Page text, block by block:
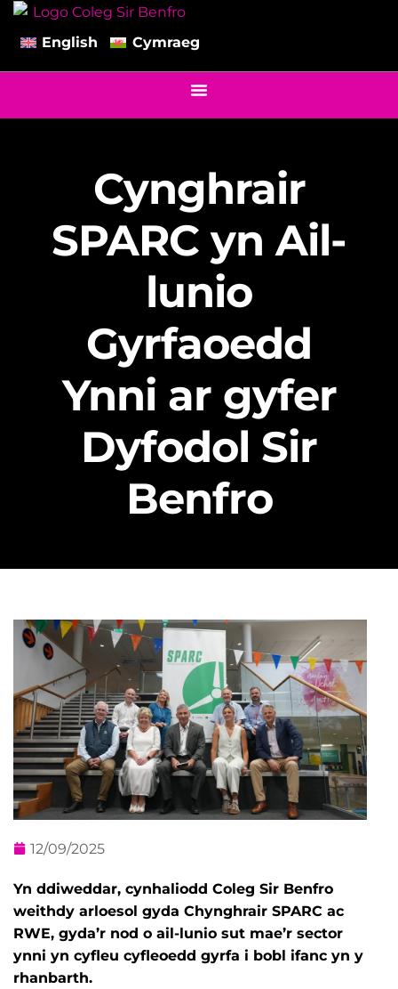
English Cymraeg
Cynghrair
SPARC yn Ail-
lunio
Gyrfaoedd
Ynni ar gyfer
Dyfodol Sir
Benfro
12/09/2025
Yn ddiweddar, cynhaliodd Coleg Sir Benfro
weithdy arloesol gyda Chynghrair SPARC ac
RWE, gyda’r nod o ail-lunio sut mae’r sector
ynni yn cyfleu cyfleoedd gyrfa i bobl ifanc yn y
rhanbarth.